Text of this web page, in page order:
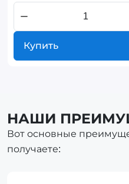
Купить
НАШИ
Вот основные
получаете: